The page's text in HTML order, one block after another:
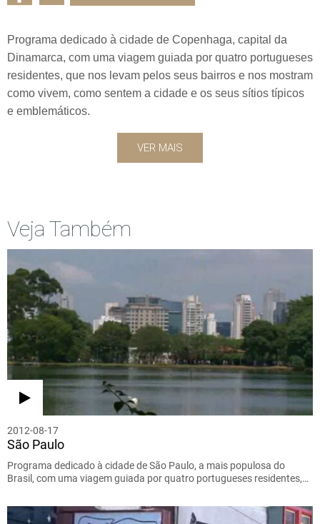
Programa dedicado à cidade de Copenhaga, capital da
Dinamarca, com uma viagem guiada por quatro portugueses
residentes, que nos levam pelos seus bairros e nos mostram
como vivem, como sentem a cidade e os seus sítios típicos
e emblemáticos.
VER MAIS
Veja Também
2012-08-17
São Paulo
Programa dedicado à cidade de São Paulo, a mais populosa do
Brasil, com uma viagem guiada por quatro portugueses residentes,…